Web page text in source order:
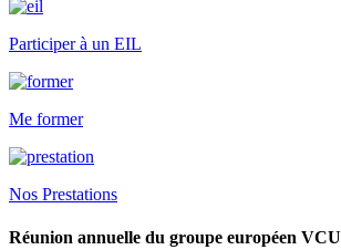
Participer à un EIL
Me former
Nos Prestations
Réunion annuelle du groupe européen VCU